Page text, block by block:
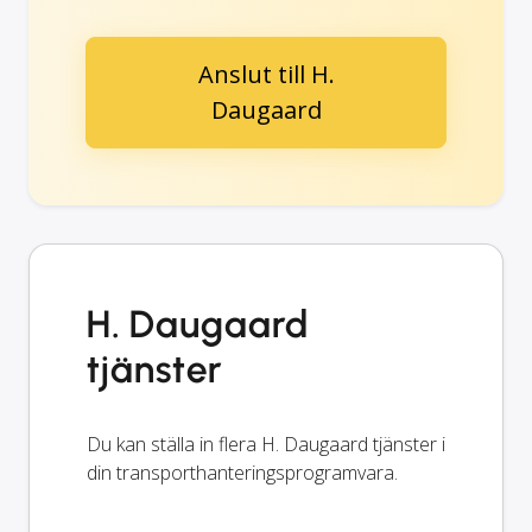
Anslut till H.
Daugaard
H. Daugaard
tjänster
Du kan ställa in flera H. Daugaard tjänster i
din transporthanteringsprogramvara.